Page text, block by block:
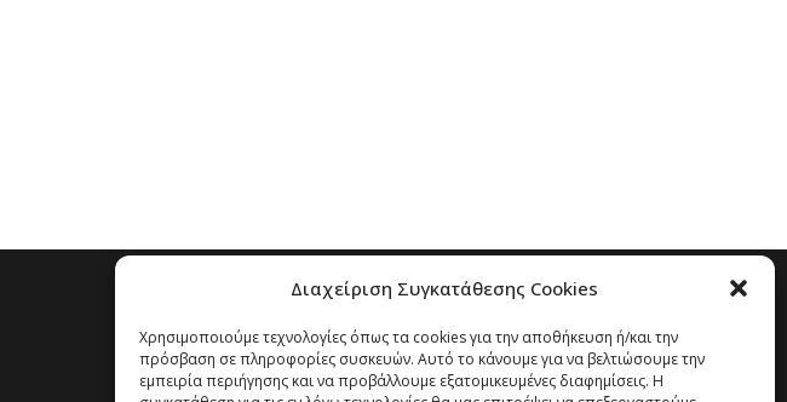
Διαχείριση Συγκατάθεσης Cookies
Χρησιμοποιούμε τεχνολογίες όπως τα cookies για την αποθήκευση ή/και την
πρόσβαση σε πληροφορίες συσκευών. Αυτό το κάνουμε για να βελτιώσουμε την
εμπειρία περιήγησης και να προβάλλουμε εξατομικευμένες διαφημίσεις. Η